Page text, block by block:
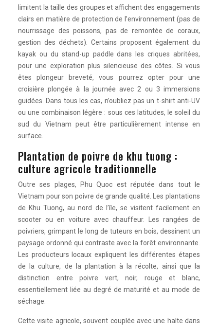
limitent la taille des groupes et affichent des engagements
clairs en matière de protection de l’environnement (pas de
nourrissage des poissons, pas de remontée de coraux,
gestion des déchets). Certains proposent également du
kayak ou du stand-up paddle dans les criques abritées,
pour une exploration plus silencieuse des côtes. Si vous
êtes plongeur breveté, vous pourrez opter pour une
croisière plongée à la journée avec 2 ou 3 immersions
guidées. Dans tous les cas, n’oubliez pas un t-shirt anti-UV
ou une combinaison légère : sous ces latitudes, le soleil du
sud du Vietnam peut être particulièrement intense en
surface.
Plantation de poivre de khu tuong :
culture agricole traditionnelle
Outre ses plages, Phu Quoc est réputée dans tout le
Vietnam pour son poivre de grande qualité. Les plantations
de Khu Tuong, au nord de l’île, se visitent facilement en
scooter ou en voiture avec chauffeur. Les rangées de
poivriers, grimpant le long de tuteurs en bois, dessinent un
paysage ordonné qui contraste avec la forêt environnante.
Les producteurs locaux expliquent les différentes étapes
de la culture, de la plantation à la récolte, ainsi que la
distinction entre poivre vert, noir, rouge et blanc,
essentiellement liée au degré de maturité et au mode de
séchage.
Cette visite agricole, souvent couplée avec une halte dans